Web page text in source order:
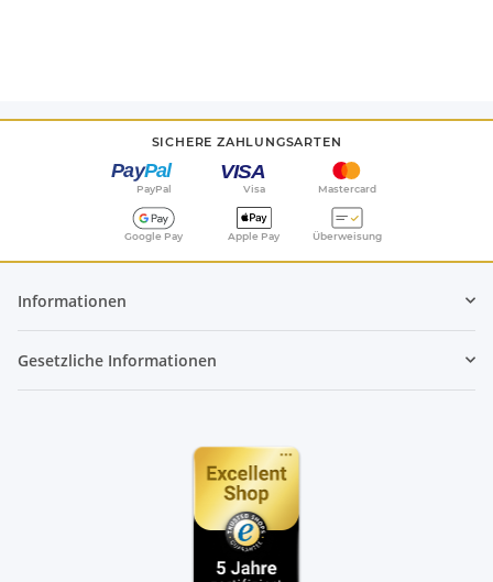
SICHERE ZAHLUNGSARTEN
PayPal Visa Mastercard
Google Pay Apple Pay Überweisung
Informationen
Gesetzliche Informationen